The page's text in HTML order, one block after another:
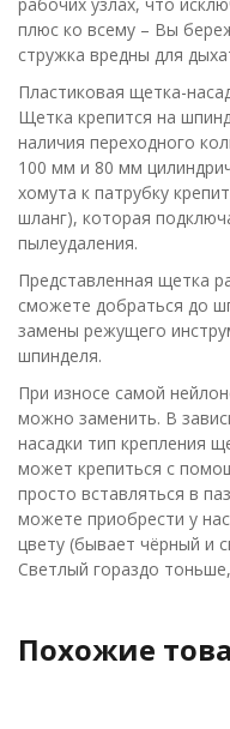
плюс ко всему – Вы
стружка вредны для
Пластиковая щетка-
Щетка крепится на
наличия переходного
100 мм и 80 мм
хомута к патрубку
шланг), которая
пылеудаления.
Представленная щетка
сможете добраться до
замены режущего
шпинделя.
При износе самой
можно заменить. В
насадки тип крепления
может крепиться с
просто вставляться в
можете приобрести у
цвету (бывает чёрный и
Светлый гораздо
Похожие